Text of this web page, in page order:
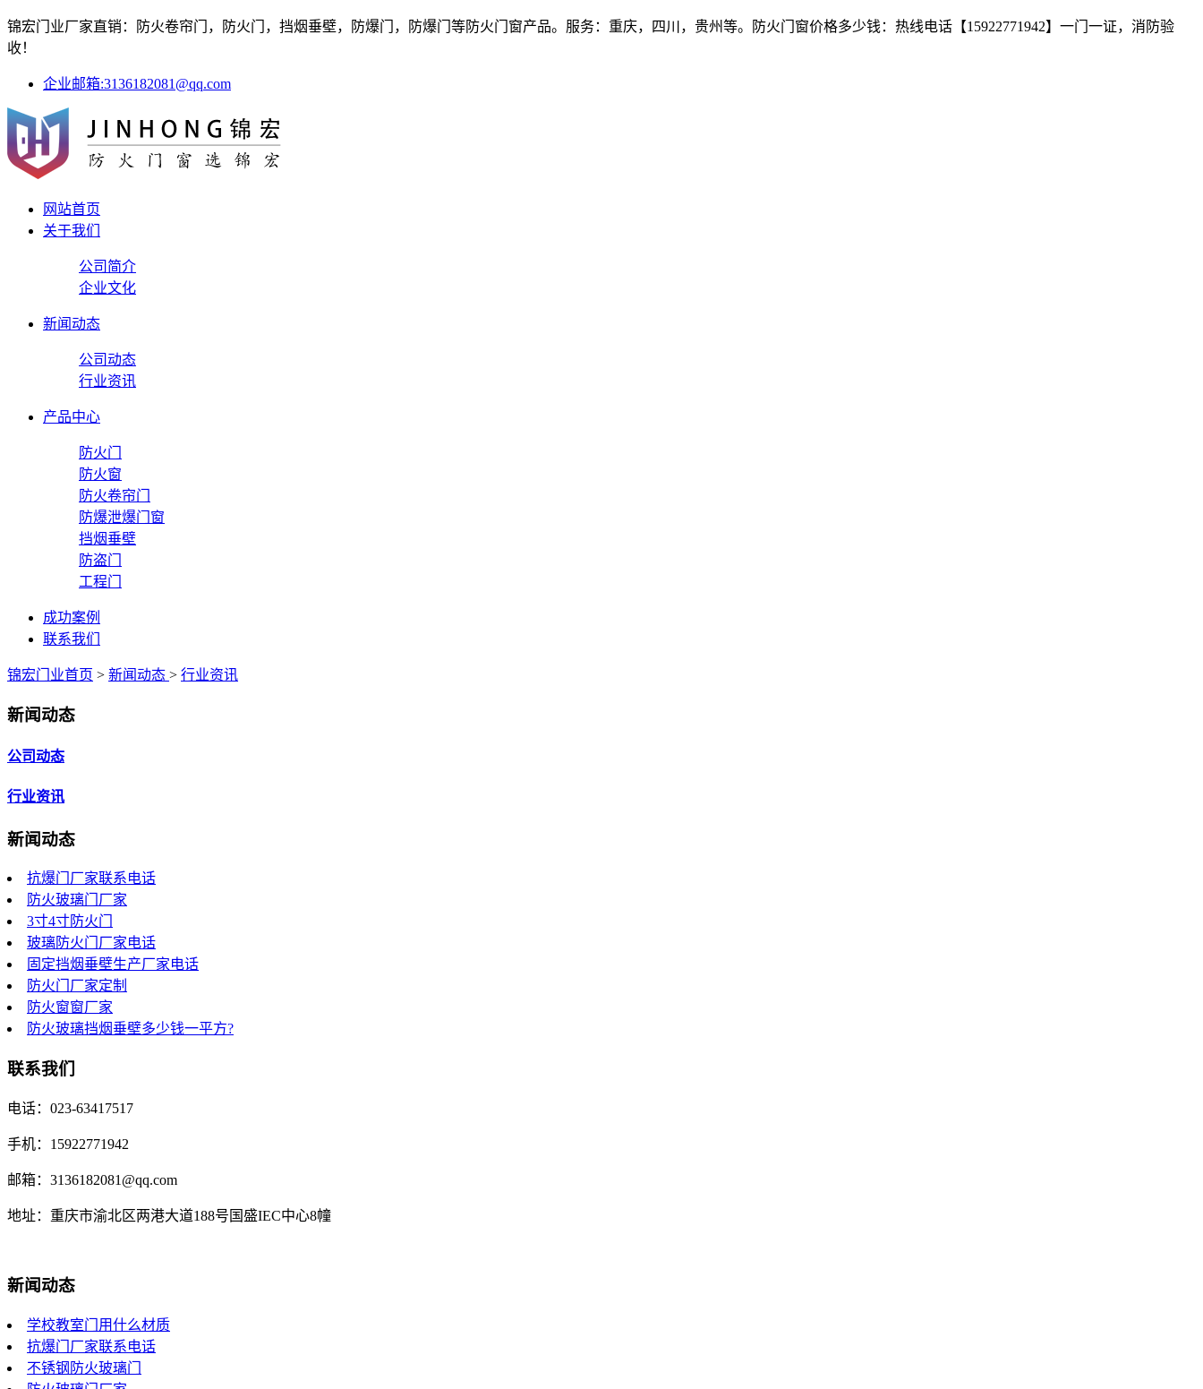
锦宏门业厂家直销：防火卷帘门，防火门，挡烟垂壁，防爆门，防爆门等防火门窗产品。服务：重庆，四川，贵州等。防火门窗价格多少钱：热线电话【15922771942】一门一证，消防验
收！
企业邮箱:3136182081@qq.com
网站首页
关于我们
公司简介
企业文化
新闻动态
公司动态
行业资讯
产品中心
防火门
防火窗
防火卷帘门
防爆泄爆门窗
挡烟垂壁
防盗门
工程门
成功案例
联系我们
锦宏门业首页 > 新闻动态 > 行业资讯
新闻动态
公司动态
行业资讯
新闻动态
抗爆门厂家联系电话
防火玻璃门厂家
3寸4寸防火门
玻璃防火门厂家电话
固定挡烟垂壁生产厂家电话
防火门厂家定制
防火窗窗厂家
防火玻璃挡烟垂壁多少钱一平方?
联系我们
电话：023-63417517
手机：15922771942
邮箱：3136182081@qq.com
地址：重庆市渝北区两港大道188号国盛IEC中心8幢
新闻动态
学校教室门用什么材质
抗爆门厂家联系电话
不锈钢防火玻璃门